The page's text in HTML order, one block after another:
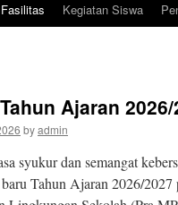
Fasilitas Kegiatan Siswa
Ajaran 2026/
byadmin
syukur dan semangat
Tahun Ajaran 2026/2027